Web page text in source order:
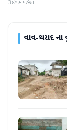
3 દિવસ પહેલા
વાવ-થરાદ ના